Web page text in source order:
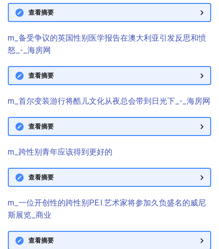
查看摘要
m_备受争议的英国性别医学报告在澳大利亚引发反思和愤
怒_-_海房网
查看摘要
m_首尔变装游行将酷儿文化从夜总会带到日光下_-_海房网
查看摘要
m_跨性别青年应该得到更好的
查看摘要
m_一位开创性的跨性别P.E.I.艺术家将参加久负盛名的威尼
斯展览_商业
查看摘要